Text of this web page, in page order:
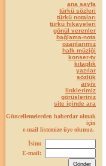
ana sayfa
türkü sözleri
türkü notaları
türkü hikayeleri
gönül verenler
bağlama-nota
ozanlarımız
halk müziği
konser-tv
kitaplık
yazılar
sözlük
arşiv
linklerimiz
görüşleriniz
site içinde ara
Güncellemelerden haberdar olmak
için
e-mail listemize üye olunuz.
İsim:
E-mail: